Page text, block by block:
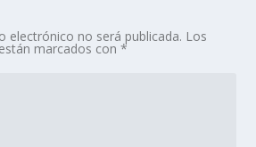
electrónico no será publicada. Los
marcados con*